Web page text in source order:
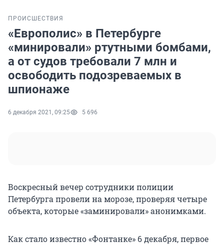
ПРОИСШЕСТВИЯ
«Европолис» в Петербурге
«минировали» ртутными бомбами,
а от судов требовали 7 млн и
освободить подозреваемых в
шпионаже
6 декабря 2021, 09:25 5 696
Воскресный вечер сотрудники полиции
Петербурга провели на морозе, проверяя четыре
объекта, которые «заминировали» анонимками.
Как стало известно «Фонтанке» 6 декабря, первое